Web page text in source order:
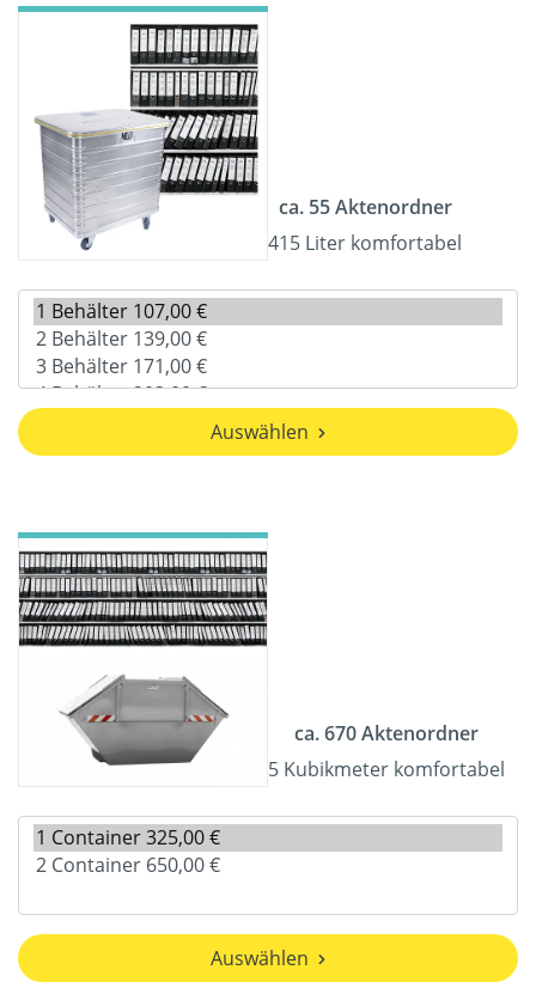
ca. 55 Aktenordner
415 Liter komfortabel
Auswählen
ca. 670 Aktenordner
5 Kubikmeter komfortabel
Auswählen